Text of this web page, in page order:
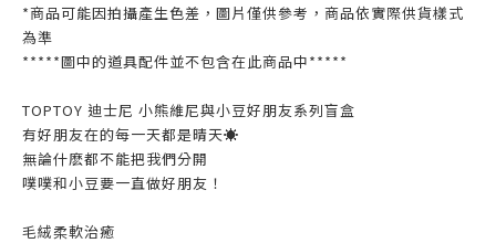
*商品可能因拍攝產生色差，圖片僅供參考，商品依實際供貨樣式
為準
*****圖中的道具配件並不包含在此商品中*****
TOPTOY 迪士尼 小熊維尼與小豆好朋友系列盲盒
有好朋友在的每一天都是晴天☀️
無論什麽都不能把我們分開
噗噗和小豆要一直做好朋友！
毛絨柔軟治癒